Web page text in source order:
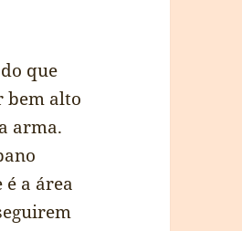
que
bem alto
arma.
a área